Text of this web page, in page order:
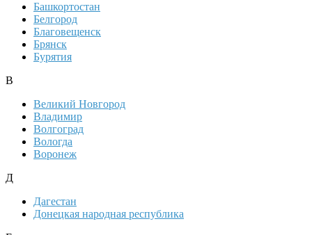
Башкортостан
Белгород
Благовещенск
Брянск
Бурятия
В
Великий Новгород
Владимир
Волгоград
Вологда
Воронеж
Д
Дагестан
Донецкая народная республика